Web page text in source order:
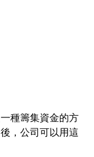
種籌集資金的方
，公司可以用這